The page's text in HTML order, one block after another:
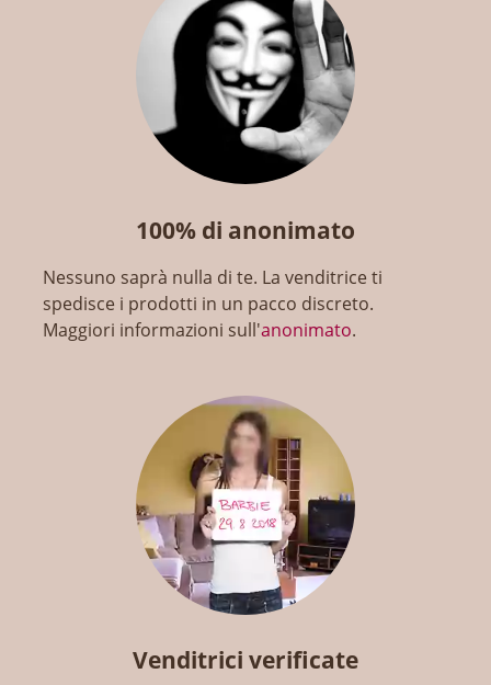
100% di anonimato
Nessuno saprà nulla di te. La venditrice ti
spedisce i prodotti in un pacco discreto.
Maggiori informazioni sull'anonimato.
Venditrici verificate